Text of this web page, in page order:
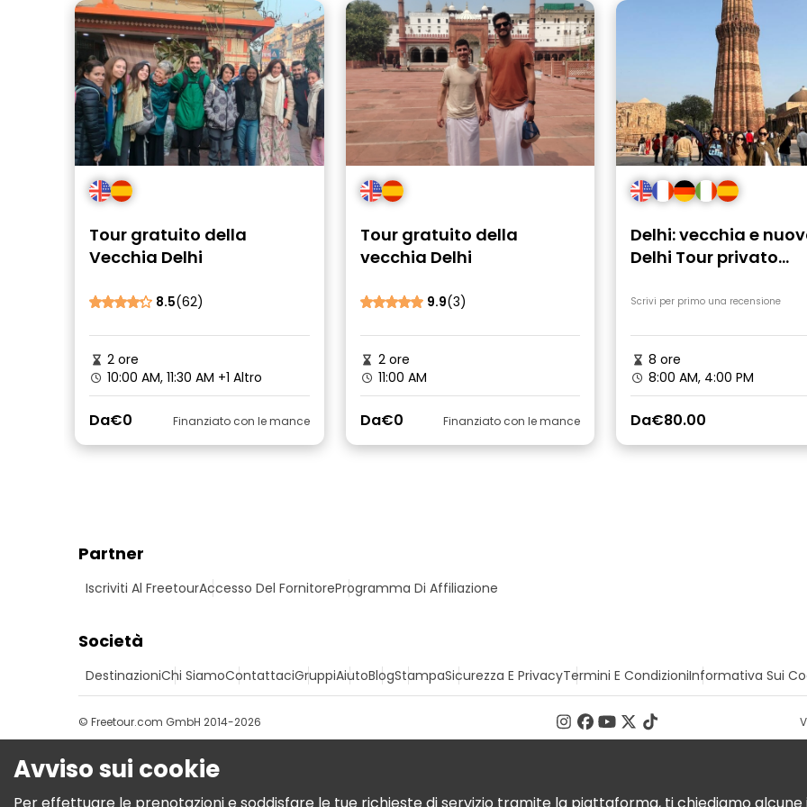
Tour gratuito della
Vecchia Delhi
8.5(62)
2 ore
10:00 AM, 11:30 AM +1 Altro
Da€0 Finanziato con le mance
Tour gratuito della
vecchia Delhi
9.9(3)
2 ore
11:00 AM
Da€0 Finanziato con le mance
Delhi: vecchia e
Delhi Tour privato
guida
Scrivi per primo una recensione
8 ore
8:00 AM, 4:00 PM
Da€80.00
Partner
Iscriviti Al FreetourAccesso Del FornitoreProgramma Di Affiliazione
Società
DestinazioniChi SiamoContattaciGruppiAiutoBlogStampaSicurezza E PrivacyTermini E CondizioniInformativa Sui
© Freetour.com GmbH 2014-2026
Avviso sui cookie